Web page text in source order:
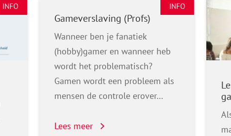
INFO INFO
Gameverslaving (Profs)
Wanneer ben je fanatiek
(hobby)gamer en wanneer heb
wordt het problematisch?
Gamen wordt een probleem als
mensen de controle erover…
Lees meer